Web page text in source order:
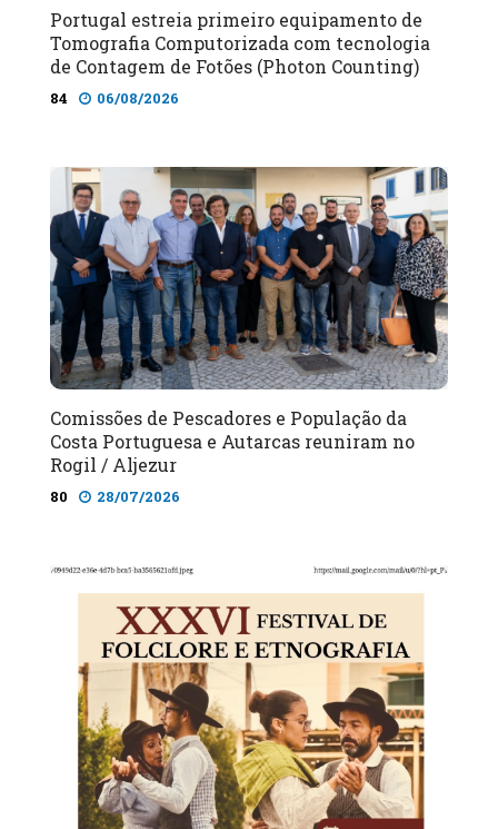
Portugal estreia primeiro equipamento de
Tomografia Computorizada com tecnologia
de Contagem de Fotões (Photon Counting)
84 06/08/2026
Comissões de Pescadores e População da
Costa Portuguesa e Autarcas reuniram no
Rogil / Aljezur
80 28/07/2026